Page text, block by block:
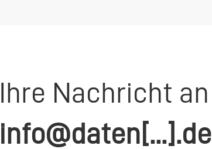
Ihre Nachricht an
info@daten[...].de